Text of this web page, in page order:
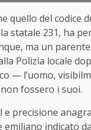
quello del codice
statale 231, ha
ma un
Polizia locale
— l’uomo,
fossero i suoi.
precisione
indicato